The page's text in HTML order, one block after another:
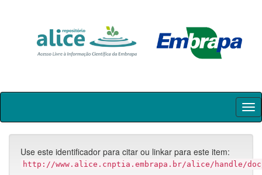
Skip
Use este identificador para citar ou linkar para este item:
http://www.alice.cnptia.embrapa.br/alice/handle/doc/